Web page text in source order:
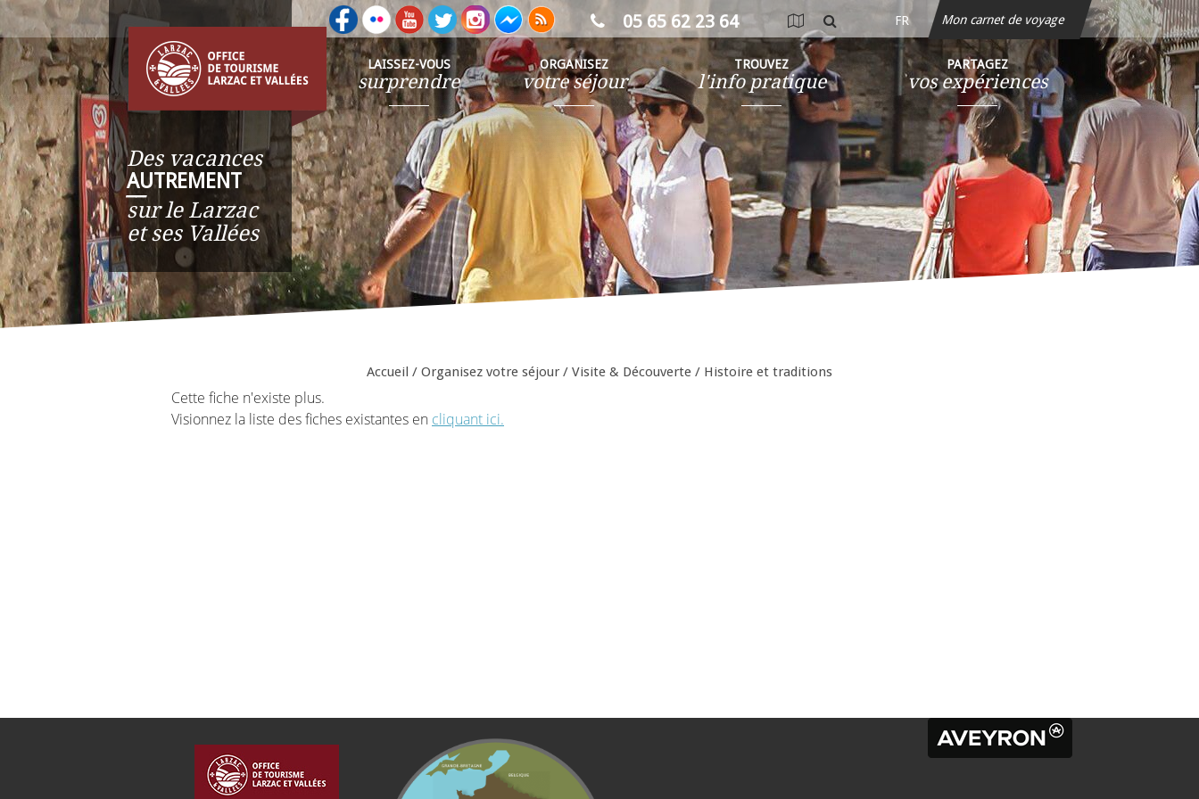
Des vacances
AUTREMENT
__
sur le Larzac
et ses Vallées
LAISSEZ-VOUS
surprendre
ORGANISEZ
votre séjour
TROUVEZ
l'info pratique
PARTAGEZ
vos expériences
05 65 62 23 64
carte
interactive
rechercher
FR Mon carnet de voyage
Accueil / Organisez votre séjour / Visite & Découverte / Histoire et traditions
Cette fiche n'existe plus.
Visionnez la liste des fiches existantes en cliquant ici.